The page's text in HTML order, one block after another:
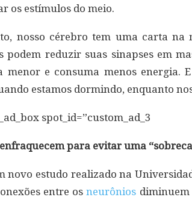
os estímulos do meio.
nosso cérebro tem uma carta na
podem reduzir suas sinapses em
menor e consuma menos energia.
estamos dormindo, enquanto
spot_id=”custom_ad_3
para evitar uma
novo estudo realizado na
entre osneurônios diminuem